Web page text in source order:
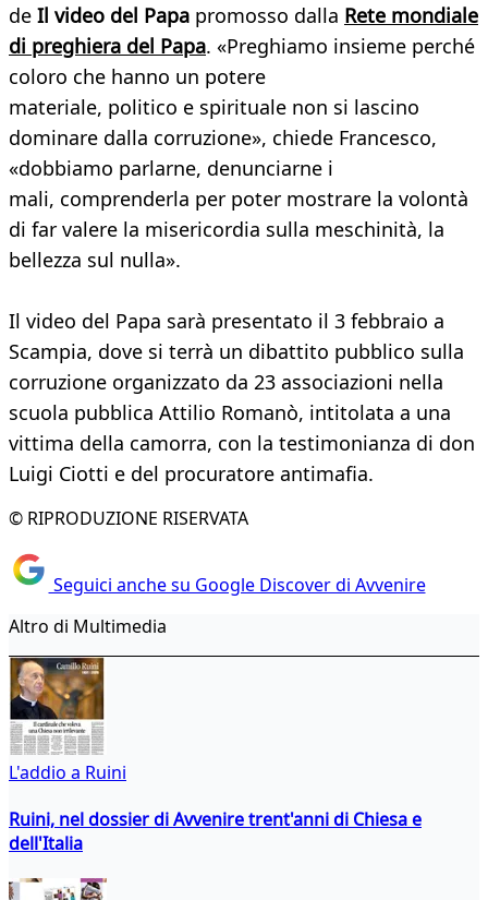
de Il video del Papa promosso dalla Rete mondiale
di preghiera del Papa. «Preghiamo insieme perché
coloro che hanno un potere
materiale, politico e spirituale non si lascino
dominare dalla corruzione», chiede Francesco,
«dobbiamo parlarne, denunciarne i
mali, comprenderla per poter mostrare la volontà
di far valere la misericordia sulla meschinità, la
bellezza sul nulla».
Il video del Papa sarà presentato il 3 febbraio a
Scampia, dove si terrà un dibattito pubblico sulla
corruzione organizzato da 23 associazioni nella
scuola pubblica Attilio Romanò, intitolata a una
vittima della camorra, con la testimonianza di don
Luigi Ciotti e del procuratore antimafia.
© RIPRODUZIONE RISERVATA
Seguici anche su Google Discover di Avvenire
Altro di Multimedia
L'addio a Ruini
Ruini, nel dossier di Avvenire trent'anni di Chiesa e
dell'Italia